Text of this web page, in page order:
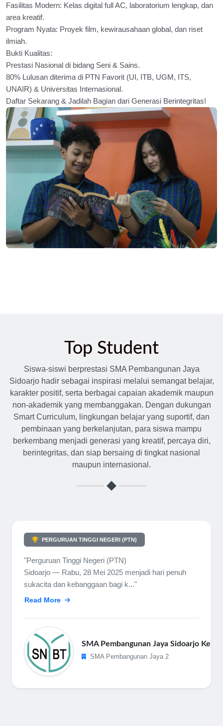
Fasilitas Modern: Kelas digital full AC, laboratorium lengkap, dan
area kreatif.
Program Nyata: Proyek film, kewirausahaan global, dan riset
ilmiah.
Bukti Kualitas:
Prestasi Nasional di bidang Seni & Sains.
80% Lulusan diterima di PTN Favorit (UI, ITB, UGM, ITS,
UNAIR) & Universitas Internasional.
Daftar Sekarang & Jadilah Bagian dari Generasi Berintegritas!
Top Student
Siswa-siswi berprestasi SMA Pembangunan Jaya
Sidoarjo hadir sebagai inspirasi melalui semangat belajar,
karakter positif, serta berbagai capaian akademik maupun
non-akademik yang membanggakan. Dengan dukungan
Smart Curriculum, lingkungan belajar yang suportif, dan
pembinaan yang berkelanjutan, para siswa mampu
berkembang menjadi generasi yang kreatif, percaya diri,
berintegritas, dan siap bersaing di tingkat nasional
maupun internasional.
diterima di University of Applied Sciences
PERGURUAN TINGGI NEGERI (PTN)
"Perguruan Tinggi Negeri (PTN)
Sidoarjo — Rabu, 28 Mei 2025 menjadi hari penuh
sukacita dan kebanggaan bagi k..."
Read More
SMA Pembangunan Jaya Sidoarjo
SMA Pembangunan Jaya 2